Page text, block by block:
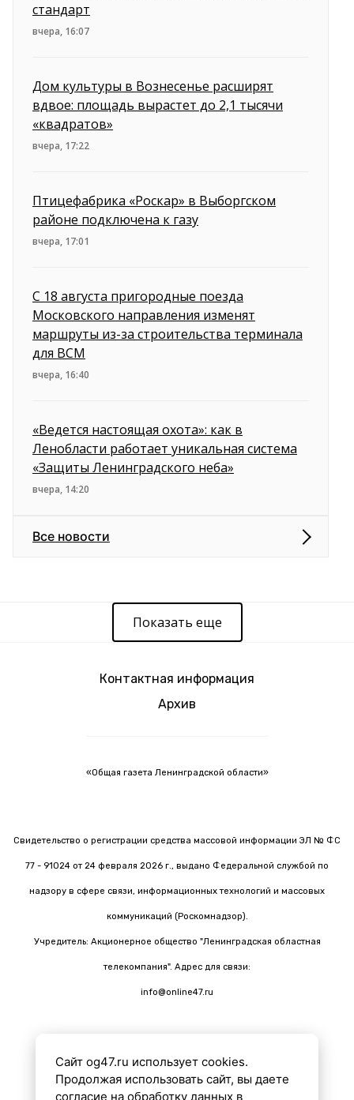
стандарт
вчера, 16:07
Дом культуры в Вознесенье расширят
вдвое: площадь вырастет до 2,1 тысячи
«квадратов»
вчера, 17:22
Птицефабрика «Роскар» в Выборгском
районе подключена к газу
вчера, 17:01
С 18 августа пригородные поезда
Московского направления изменят
маршруты из-за строительства терминала
для ВСМ
вчера, 16:40
«Ведется настоящая охота»: как в
Ленобласти работает уникальная система
«Защиты Ленинградского неба»
вчера, 14:20
Все новости
Показать еще
Контактная информация
Архив
«Общая газета Ленинградской области»
Свидетельство о регистрации средства массовой информации ЭЛ № ФС
77 - 91024 от 24 февраля 2026 г., выдано Федеральной службой по
надзору в сфере связи, информационных технологий и массовых
коммуникаций (Роскомнадзор).
Учредитель: Акционерное общество "Ленинградская областная
телекомпания". Адрес для связи:
info@online47.ru
Все материалы на сайте подготовлены с помощью ИИ
Сайт og47.ru использует cookies.
Продолжая использовать сайт, вы даете
согласие на обработку данных в